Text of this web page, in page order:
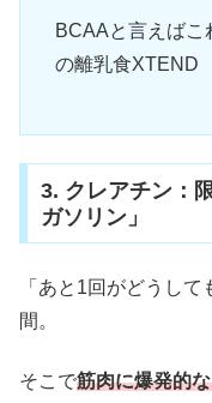
BCAAと言えばこ
の離乳食XTEND
3. クレアチン：
ガソリン」
「あと1回がどうし
間。
そこで筋肉に爆発的